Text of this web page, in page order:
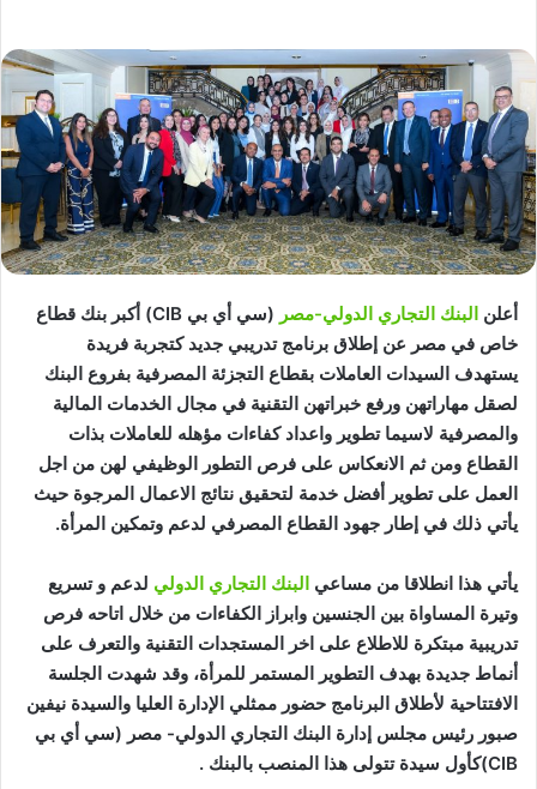
أعلن البنك التجاري الدولي-مصر
(سي أي بي CIB) أكبر بنك قطاع
خاص في مصر عن إطلاق برنامج تدريبي جديد كتجربة فريدة
يستهدف السيدات العاملات بقطاع التجزئة المصرفية بفروع البنك
لصقل مهاراتهن ورفع خبراتهن التقنية في مجال الخدمات المالية
والمصرفية لاسيما تطوير واعداد كفاءات مؤهله للعاملات بذات
القطاع ومن ثم الانعكاس على فرص التطور الوظيفي لهن من اجل
العمل على تطوير أفضل خدمة لتحقيق نتائج الاعمال المرجوة حيث
يأتي ذلك في إطار جهود القطاع المصرفي لدعم وتمكين المرأة.
يأتي هذا انطلاقا من مساعي البنك التجاري الدولي لدعم و تسريع
وتيرة المساواة بين الجنسين وابراز الكفاءات من خلال اتاحه فرص
تدريبية مبتكرة للاطلاع على اخر المستجدات التقنية والتعرف على
أنماط جديدة بهدف التطوير المستمر للمرأة، وقد شهدت الجلسة
الافتتاحية لأطلاق البرنامج حضور ممثلي الإدارة العليا والسيدة نيفين
صبور رئيس مجلس إدارة البنك التجاري الدولي- مصر (سي أي بي
CIB)كأول سيدة تتولى هذا المنصب بالبنك .